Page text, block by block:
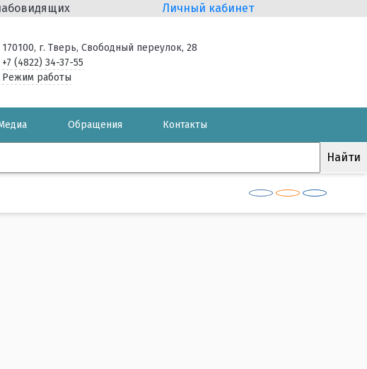
Личный кабинет
170100, г. Тверь, Свободный переулок, 28
+7 (4822) 34-37-55
Режим работы
Обращения Контакты